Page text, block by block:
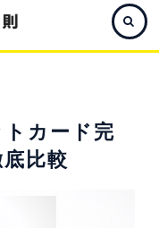
カード完
比較